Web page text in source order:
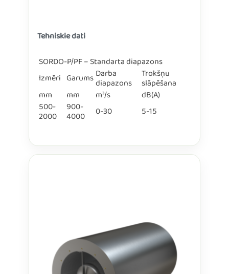
Tehniskie dati
SORDO-P/PF – Standarta diapazons
Izmēri GarumsDarba
diapazons
Trokšņu
slāpēšana
mm mm m³/s dB(A)
500-
2000
900-
4000 0-30 5-15